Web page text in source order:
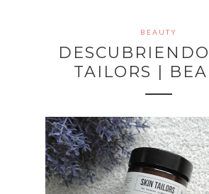
BEAUTY
TAILORS |